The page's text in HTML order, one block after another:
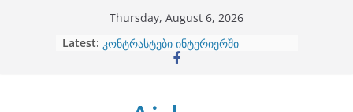
Thursday, August 6, 2026
Latest: ბინების გაერთიანება
კონტრასტები ინტერიერში
ინტერიერის დიზიანი